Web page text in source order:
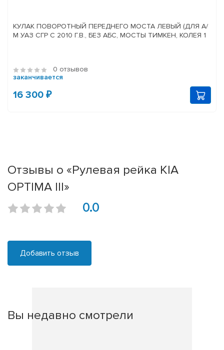
КУЛАК ПОВОРОТНЫЙ ПЕРЕДНЕГО МОСТА ЛЕВЫЙ (ДЛЯ А/
М УАЗ СГР С 2010 Г.В., БЕЗ АБС, МОСТЫ ТИМКЕН, КОЛЕЯ 1
0 отзывов
заканчивается
16 300 ₽
Отзывы о «Рулевая рейка KIA
OPTIMA III»
0.0
Добавить отзыв
Вы недавно смотрели